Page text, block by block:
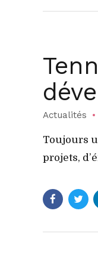
Actualités
Toujours
projets,